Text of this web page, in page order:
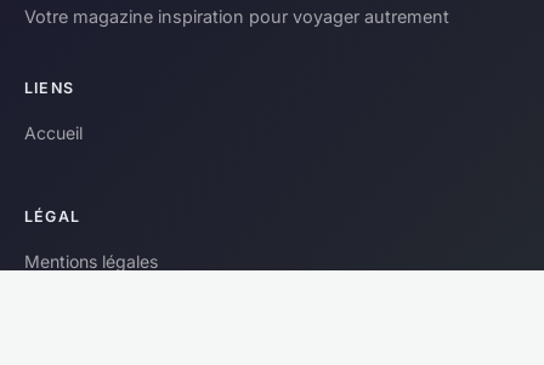
Votre magazine inspiration pour voyager autrement
LIENS
Accueil
LÉGAL
Mentions légales